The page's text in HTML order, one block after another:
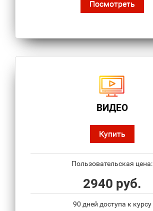
Посмотреть
ВИДЕО
Купить
Пользовательская цена:
2940 руб.
90 дней доступа к курсу